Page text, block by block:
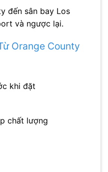
đến sân bay Los
và ngược lại.
Orange County
khi đặt
chất lượng